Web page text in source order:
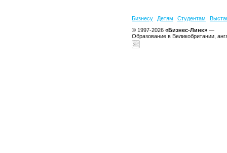
Бизнесу Детям Студентам
© 1997-2026 «Бизнес-Линк» —
Образование в Великобритании,